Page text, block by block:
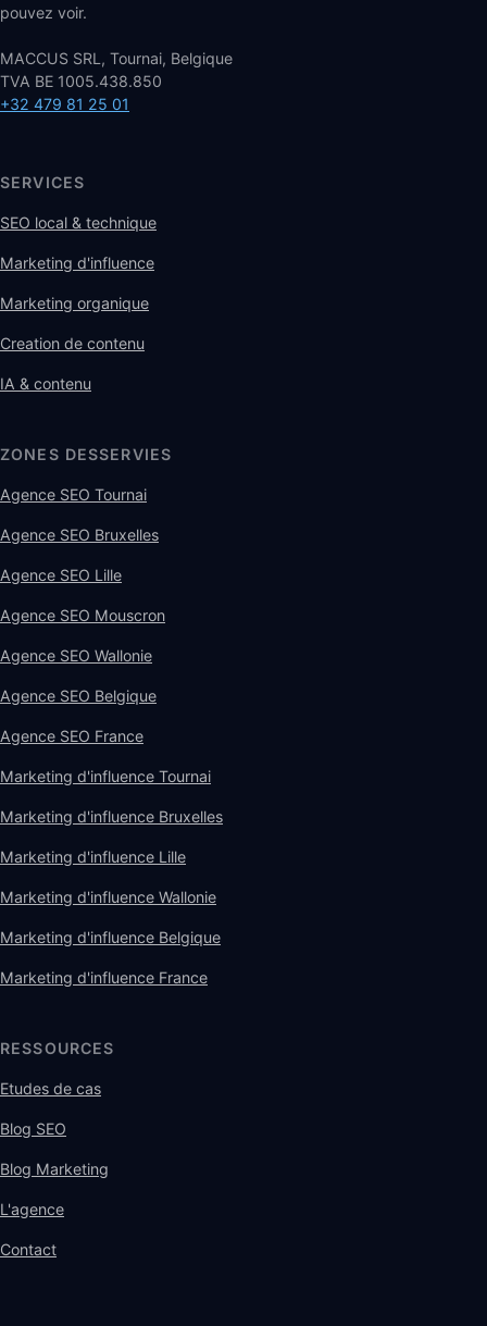
pouvez voir.
MACCUS SRL, Tournai, Belgique
TVA BE 1005.438.850
+32 479 81 25 01
SERVICES
SEO local & technique
Marketing d'influence
Marketing organique
Creation de contenu
IA & contenu
ZONES DESSERVIES
Agence SEO Tournai
Agence SEO Bruxelles
Agence SEO Lille
Agence SEO Mouscron
Agence SEO Wallonie
Agence SEO Belgique
Agence SEO France
Marketing d'influence Tournai
Marketing d'influence Bruxelles
Marketing d'influence Lille
Marketing d'influence Wallonie
Marketing d'influence Belgique
Marketing d'influence France
RESSOURCES
Etudes de cas
Blog SEO
Blog Marketing
L'agence
Contact